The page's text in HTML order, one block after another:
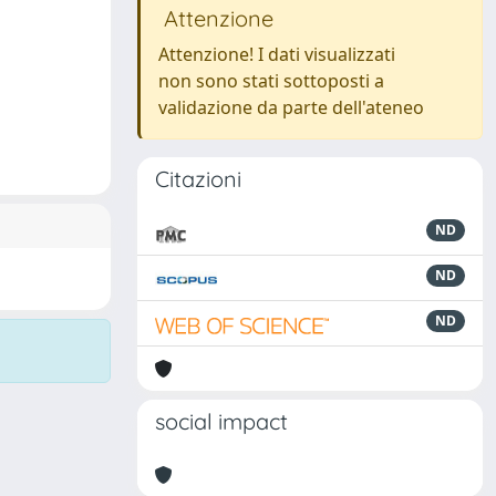
Attenzione
Attenzione! I dati visualizzati
non sono stati sottoposti a
validazione da parte dell'ateneo
Citazioni
ND
ND
ND
social impact